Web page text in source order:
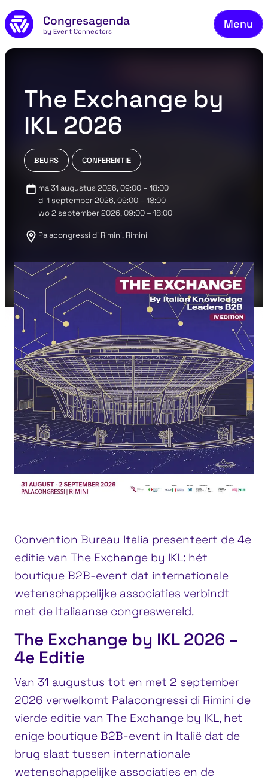
Naar de inhoud
Congresagenda
by Event Connectors
Menu
The Exchange by
IKL 2026
BEURS CONFERENTIE
ma 31 augustus 2026, 09:00 – 18:00
di 1 september 2026, 09:00 – 18:00
wo 2 september 2026, 09:00 – 18:00
Palacongressi di Rimini, Rimini
Convention Bureau Italia presenteert de 4e
editie van The Exchange by IKL: hét
boutique B2B-event dat internationale
wetenschappelijke associaties verbindt
met de Italiaanse congreswereld.
The Exchange by IKL 2026 –
4e Editie
Van 31 augustus tot en met 2 september
2026 verwelkomt Palacongressi di Rimini de
vierde editie van The Exchange by IKL, het
enige boutique B2B-event in Italië dat de
brug slaat tussen internationale
wetenschappelijke associaties en de